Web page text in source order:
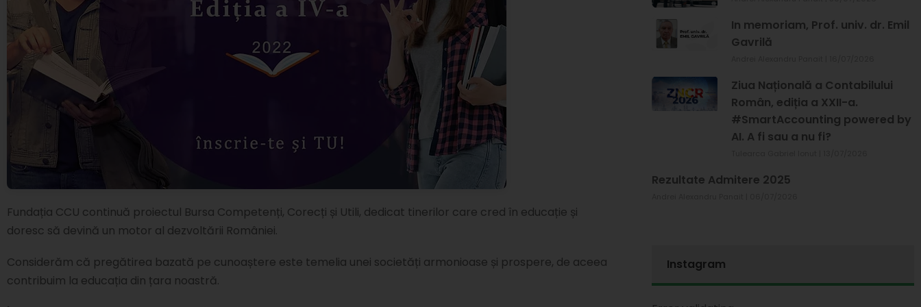
Fundația CCU continuă proiectul Bursa Competenți, Corecți și Utili, dedicat tinerilor care cred în educație și
doresc să devină un motor al dezvoltării României.
Considerăm că pregătirea bazată pe cunoaștere este temelia unei societăți armonioase și prospere, de aceea
contribuim la educația din țara noastră.
In memoriam, Prof. univ. dr. Emil
Gavrilă
Ziua Națională a Contabilului
Român, ediția a XXII-a.
#SmartAccounting powered by
AI. A fi sau a nu fi?
Rezultate Admitere 2025
Instagram